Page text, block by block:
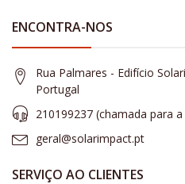
ENCONTRA-NOS
Rua Palmares - Edifício
Portugal
210199237 (​chamada para
geral@solarimpact.pt
SERVIÇO AO CLIENTES